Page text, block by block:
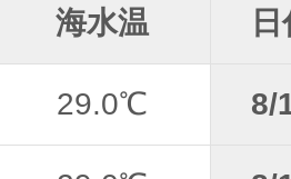
海水温
29.0℃ 8/